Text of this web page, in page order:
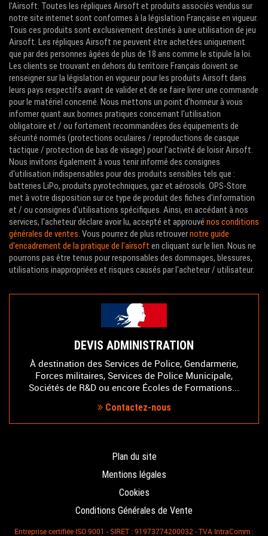
l'Airsoft. Toutes les répliques Airsoft et produits associés vendus sur
notre site internet sont conformes à la législation Française en vigueur.
Tous ces produits sont exclusivement destinés à une utilisation de jeu
Airsoft. Les répliques Airsoft ne peuvent être achetées uniquement
que par des personnes âgées de plus de 18 ans comme le stipule la loi.
Les clients se trouvant en dehors du territoire Français doivent se
renseigner sur la législation en vigueur pour les produits Airsoft dans
leurs pays respectifs avant de valider et de se faire livrer une commande
pour le matériel concerné. Nous mettons un point d'honneur à vous
informer quant aux bonnes pratiques concernant l'utilisation
obligatoire et / ou fortement recommandées des équipements de
sécurité normés (protections oculaires / reproductions de casque
tactique / protection de bas de visage) pour l'activité de loisir Airsoft.
Nous invitons également à vous tenir informé des consignes
d'utilisation indispensables pour des produits sensibles tels que :
batteries LiPo, produits pyrotechniques, gaz et aérosols. OPS-Store
met à votre disposition sur ce type de produit des fiches d'information
et / ou consignes d'utilisations spécifiques. Ainsi, en accédant à nos
services, l'acheteur déclare avoir lu, accepté et approuvé nos conditions
générales de ventes. Vous pourrez de plus retrouvernotre guide
d'encadrement de la pratique de l'airsoft en cliquant sur le lien. Nous ne
pourrons pas être tenus pour responsables des dommages, blessures,
utilisations inappropriées et risques causés par l'acheteur / utilisateur.
DEVIS ADMINISTRATION
À destination des Services de Police, Gendarmerie,
Forces militaires, Services de Police Municipale,
Sociétés de R&D ou encore Écoles de Formations...
Contactez-nous
Plan du site
Mentions légales
Cookies
Conditions Générales de Vente
Entreprise certifiée ISO 9001 - SIRET : 91973774200032 - TVA IntraComm :